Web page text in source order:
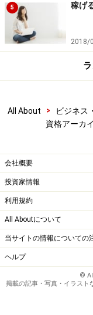
5 稼げ
2018/
All About > ビジネス
資格アーカ
会社概要
投資家情報
利用規約
All Aboutについて
当サイトの情報についての
ヘルプ
©
掲載の記事・写真・イラスト